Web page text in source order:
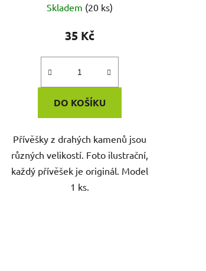
Skladem (20 ks)
35 Kč
DO KOŠÍKU
Přívěšky z drahých kamenů jsou
různých velikostí. Foto ilustrační,
každý přívěšek je originál. Model
1 ks.